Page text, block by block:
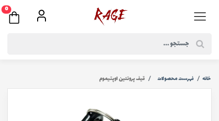
0
خانه فهرست محصولات قیف پروتئین اوپتیموم